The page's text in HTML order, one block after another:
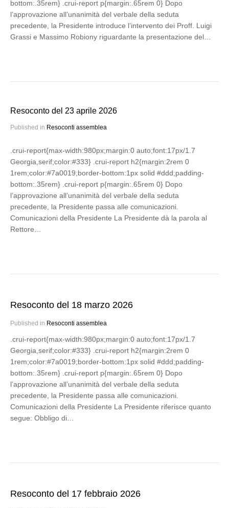
bottom:.35rem} .crui-report p{margin:.65rem 0} Dopo
l’approvazione all’unanimità del verbale della seduta
precedente, la Presidente introduce l’intervento dei Proff. Luigi
Grassi e Massimo Robiony riguardante la presentazione del…
Resoconto del 23 aprile 2026
Published in Resoconti assemblea
.crui-report{max-width:980px;margin:0 auto;font:17px/1.7
Georgia,serif;color:#333} .crui-report h2{margin:2rem 0
1rem;color:#7a0019;border-bottom:1px solid #ddd;padding-
bottom:.35rem} .crui-report p{margin:.65rem 0} Dopo
l’approvazione all’unanimità del verbale della seduta
precedente, la Presidente passa alle comunicazioni.
Comunicazioni della Presidente La Presidente dà la parola al
Rettore…
Resoconto del 18 marzo 2026
Published in Resoconti assemblea
.crui-report{max-width:980px;margin:0 auto;font:17px/1.7
Georgia,serif;color:#333} .crui-report h2{margin:2rem 0
1rem;color:#7a0019;border-bottom:1px solid #ddd;padding-
bottom:.35rem} .crui-report p{margin:.65rem 0} Dopo
l’approvazione all’unanimità del verbale della seduta
precedente, la Presidente passa alle comunicazioni.
Comunicazioni della Presidente La Presidente riferisce quanto
segue: Obbligo di…
Resoconto del 17 febbraio 2026